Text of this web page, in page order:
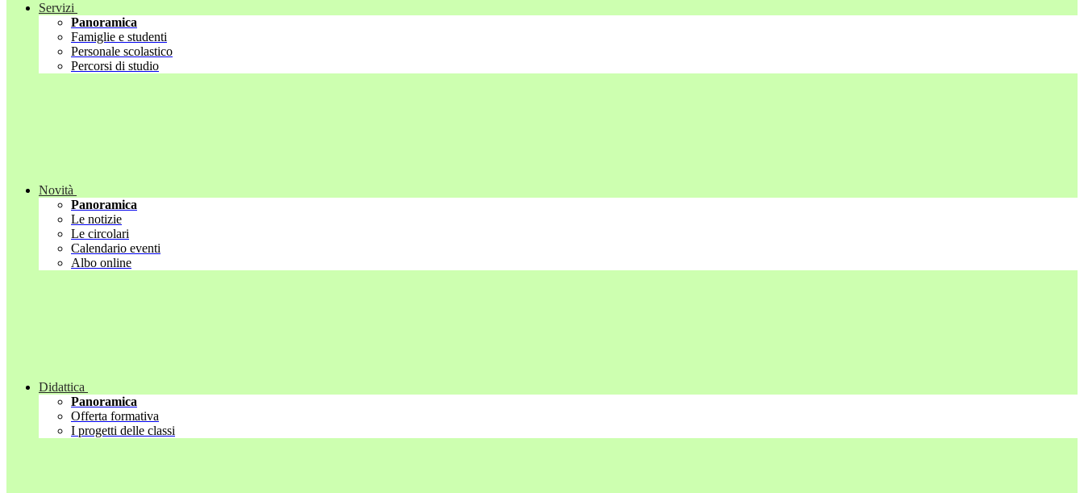
Servizi
Panoramica
Famiglie e studenti
Personale scolastico
Percorsi di studio
Novità
Panoramica
Le notizie
Le circolari
Calendario eventi
Albo online
Didattica
Panoramica
Offerta formativa
I progetti delle classi